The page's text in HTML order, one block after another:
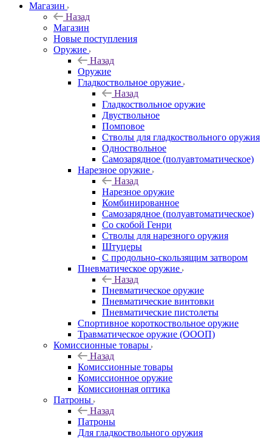
Магазин
Назад
Магазин
Новые поступления
Оружие
Назад
Оружие
Гладкоствольное оружие
Назад
Гладкоствольное оружие
Двуствольное
Помповое
Стволы для гладкоствольного оружия
Одноствольное
Самозарядное (полуавтоматическое)
Нарезное оружие
Назад
Нарезное оружие
Комбинированное
Самозарядное (полуавтоматическое)
Со скобой Генри
Стволы для нарезного оружия
Штуцеры
С продольно-скользящим затвором
Пневматическое оружие
Назад
Пневматическое оружие
Пневматические винтовки
Пневматические пистолеты
Спортивное короткоствольное оружие
Травматическое оружие (ОООП)
Комиссионные товары
Назад
Комиссионные товары
Комиссионное оружие
Комиссионная оптика
Патроны
Назад
Патроны
Для гладкоствольного оружия